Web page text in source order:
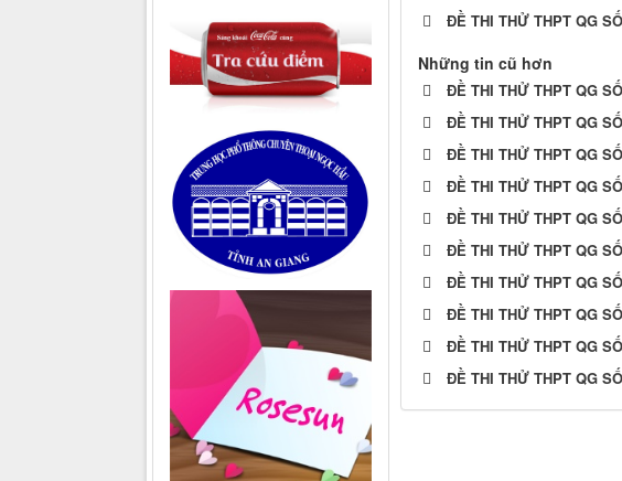
ĐỀ THI THỬ THPT QG
Những tin cũ hơn
ĐỀ THI THỬ THPT QG
ĐỀ THI THỬ THPT QG
ĐỀ THI THỬ THPT QG
ĐỀ THI THỬ THPT QG
ĐỀ THI THỬ THPT QG
ĐỀ THI THỬ THPT QG
ĐỀ THI THỬ THPT QG
ĐỀ THI THỬ THPT QG
ĐỀ THI THỬ THPT QG
ĐỀ THI THỬ THPT QG